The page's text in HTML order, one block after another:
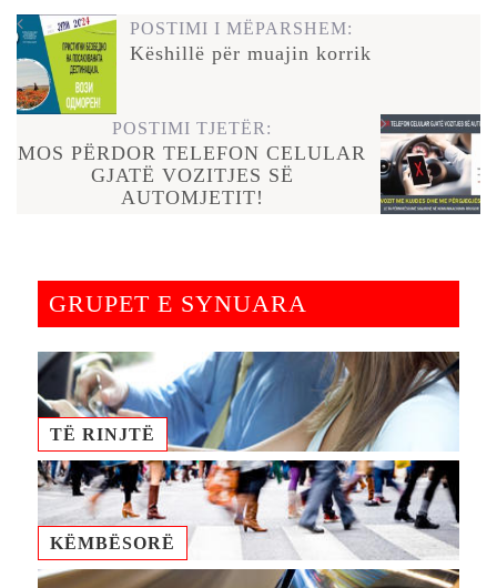
POSTIMI I MËPARSHEM:
Këshillë për muajin korrik
POSTIMI TJETËR:
MOS PËRDOR TELEFON CELULAR
GJATË VOZITJES SË
AUTOMJETIT!
GRUPET E SYNUARA
TË RINJTË
KËMBËSORË